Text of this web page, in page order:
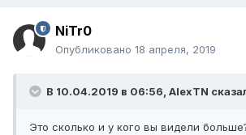
NiTr0
Опубликовано 18 апреля, 2019
В 10.04.2019 в 06:56, AlexTN
Это сколько и у кого вы видели